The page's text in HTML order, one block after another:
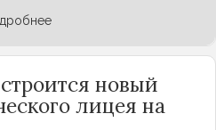
новый
лицея на